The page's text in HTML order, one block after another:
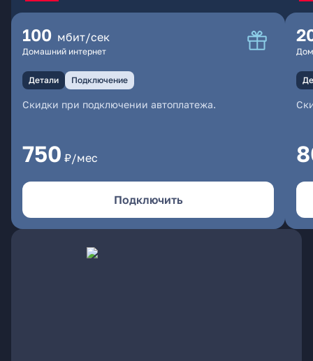
100 мбит/сек
Домашний интернет
Детали Подключение
Скидки при подключении автоплатежа.
750 ₽/мес
Подключить